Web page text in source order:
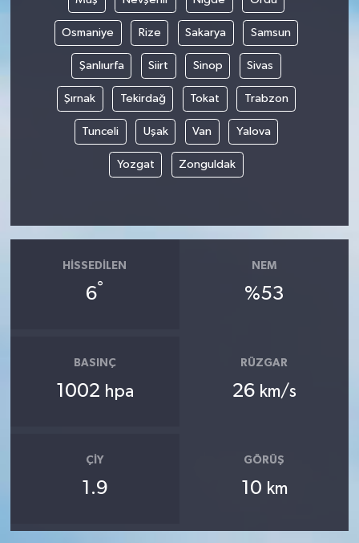
Osmaniye Rize Sakarya Samsun
Şanlıurfa Siirt Sinop Sivas
Şırnak Tekirdağ Tokat Trabzon
Tunceli Uşak Van Yalova
Yozgat Zonguldak
HISSEDILEN
6°
NEM
%53
BASINÇ
1002 hpa
RÜZGAR
26 km/s
ÇIY
1.9
GÖRÜŞ
10 km